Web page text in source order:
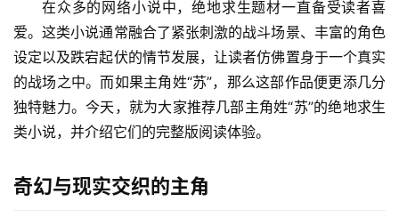
在众多的网络小说中，绝地求生题材一直备受读者喜
爱。这类小说通常融合了紧张刺激的战斗场景、丰富的角色
设定以及跌宕起伏的情节发展，让读者仿佛置身于一个真实
的战场之中。而如果主角姓“苏”，那么这部作品便更添几分
独特魅力。今天，就为大家推荐几部主角姓“苏”的绝地求生
类小说，并介绍它们的完整版阅读体验。
奇幻与现实交织的主角